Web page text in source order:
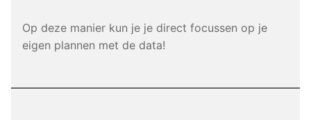
Op deze manier kun je je direct focussen op je
eigen plannen met de data!